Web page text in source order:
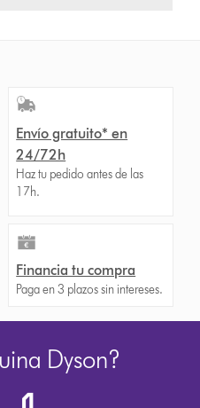
Envío gratuito* en
24/72h
Haz tu pedido antes de las
17h.
Financia tu compra
Paga en 3 plazos sin intereses.
Dyson?